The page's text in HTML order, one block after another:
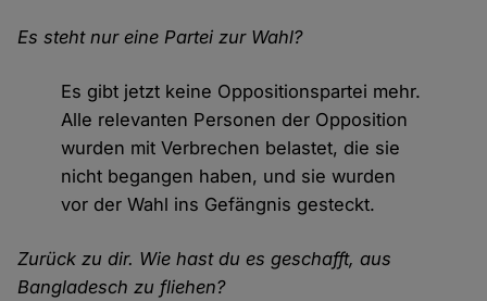
Es steht nur eine Partei zur Wahl?
Es gibt jetzt keine Oppositionspartei mehr.
Alle relevanten Personen der Opposition
wurden mit Verbrechen belastet, die sie
nicht begangen haben, und sie wurden
vor der Wahl ins Gefängnis gesteckt.
Zurück zu dir. Wie hast du es geschafft, aus
Bangladesch zu fliehen?